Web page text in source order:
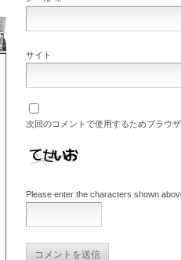
サイト
次回のコメントで使用するためブラウ
Please enter the characters shown